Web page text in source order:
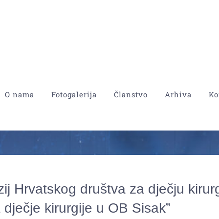
O nama Fotogalerija Članstvo Arhiva
Hrvatskog društva za dječju
kirurgije u OB Sisak”